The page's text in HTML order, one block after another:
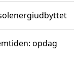
opdag